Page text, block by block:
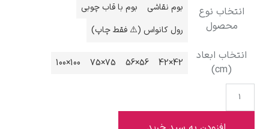
ادوارد هاپر
انتخاب نوع
محصول
بوم نقاشی
بوم با قاب چوبی
رول کانواس (⚠️ فقط چاپ)
انتخاب ابعاد
42×42
56×56
75×75
100×100